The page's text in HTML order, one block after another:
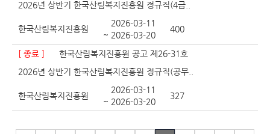
2026년 상반기 한국산림복지진흥원 정규직(4급..
한국산림복지진흥원
2026-03-11
~ 2026-03-20
400
[ 종료 ]
한국산림복지진흥원 공고 제26-31호
2026년 상반기 한국산림복지진흥원 정규직(공무..
한국산림복지진흥원
2026-03-11
~ 2026-03-20
327